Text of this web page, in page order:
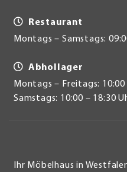
Restaurant
Montags – Samstags:
Abhollager
Montags – Freitags: 10:00
Samstags: 10:00 – 18:30
Ihr Möbelhaus in